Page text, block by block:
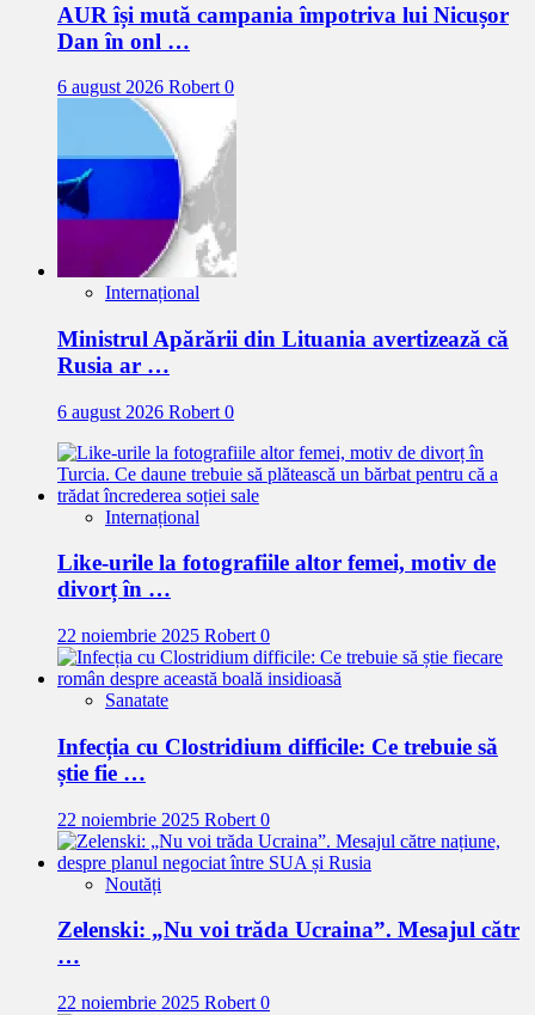
AUR își mută campania împotriva lui Nicușor
Dan în onl …
6 august 2026 Robert 0
Internațional
Ministrul Apărării din Lituania avertizează că
Rusia ar …
6 august 2026 Robert 0
Internațional
Like-urile la fotografiile altor femei, motiv de
divorț în …
22 noiembrie 2025 Robert 0
Sanatate
Infecția cu Clostridium difficile: Ce trebuie să
știe fie …
22 noiembrie 2025 Robert 0
Noutăți
Zelenski: „Nu voi trăda Ucraina”. Mesajul cătr
…
22 noiembrie 2025 Robert 0